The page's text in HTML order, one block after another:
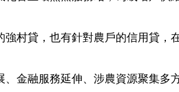
村貸，也有針對農戶的信用貸，
金融服務延伸、涉農資源聚集多